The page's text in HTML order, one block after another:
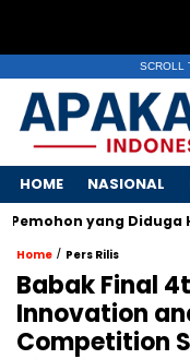
SCROLL
HOME NASIONAL
yang Diduga Hilang
Home / Pers Rilis
Babak Final
Innovation
Competition